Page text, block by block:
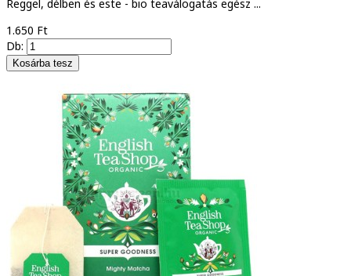
Reggel, délben és este - bio teaválogatás egész ...
1.650 Ft
Db: